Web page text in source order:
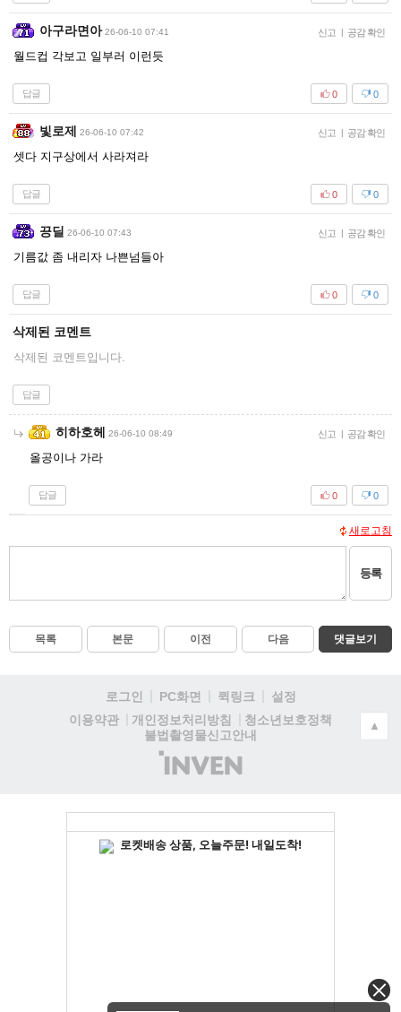
아구라면아 26-06-10 07:41 신고 | 공감 확인
월드컵 각보고 일부러 이런듯
답글 0
0
빛로제 26-06-10 07:42 신고 | 공감 확인
셋다 지구상에서 사라져라
답글 0
0
끙딜 26-06-10 07:43 신고 | 공감 확인
기름값 좀 내리자 나쁜넘들아
답글 0
0
삭제된 코멘트
삭제된 코멘트입니다.
답글
히하호헤 26-06-10 08:49 신고 | 공감 확인
올공이나 가라
답글 0
0
새로고침
등록
목록 본문 이전 다음 댓글보기
로그인 PC화면 퀵링크
설정
이용약관
개인정보처리방침
청소년보호정책
불법촬영물신고안내
(주)
인
▲